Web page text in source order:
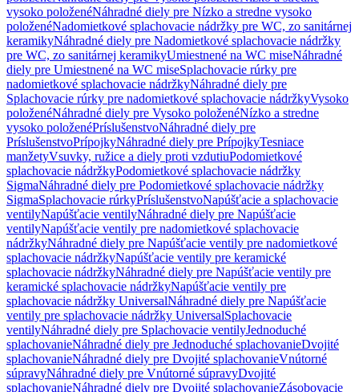
vysoko položenéNáhradné diely pre Nízko a stredne vysoko
položenéNadomietkové splachovacie nádržky pre WC, zo sanitárnej
keramikyNáhradné diely pre Nadomietkové splachovacie nádržky
pre WC, zo sanitárnej keramikyUmiestnené na WC miseNáhradné
diely pre Umiestnené na WC miseSplachovacie rúrky pre
nadomietkové splachovacie nádržkyNáhradné diely pre
Splachovacie rúrky pre nadomietkové splachovacie nádržkyVysoko
položenéNáhradné diely pre Vysoko položenéNízko a stredne
vysoko položenéPríslušenstvoNáhradné diely pre
PríslušenstvoPrípojkyNáhradné diely pre PrípojkyTesniace
manžetyVsuvky, ružice a diely proti vzdutiuPodomietkové
splachovacie nádržkyPodomietkové splachovacie nádržky
SigmaNáhradné diely pre Podomietkové splachovacie nádržky
SigmaSplachovacie rúrkyPríslušenstvoNapúšťacie a splachovacie
ventilyNapúšťacie ventilyNáhradné diely pre Napúšťacie
ventilyNapúšťacie ventily pre nadomietkové splachovacie
nádržkyNáhradné diely pre Napúšťacie ventily pre nadomietkové
splachovacie nádržkyNapúšťacie ventily pre keramické
splachovacie nádržkyNáhradné diely pre Napúšťacie ventily pre
keramické splachovacie nádržkyNapúšťacie ventily pre
splachovacie nádržky UniversalNáhradné diely pre Napúšťacie
ventily pre splachovacie nádržky UniversalSplachovacie
ventilyNáhradné diely pre Splachovacie ventilyJednoduché
splachovanieNáhradné diely pre Jednoduché splachovanieDvojité
splachovanieNáhradné diely pre Dvojité splachovanieVnútorné
súpravyNáhradné diely pre Vnútorné súpravyDvojité
splachovanieNáhradné diely pre Dvojité splachovanieZásobovacie